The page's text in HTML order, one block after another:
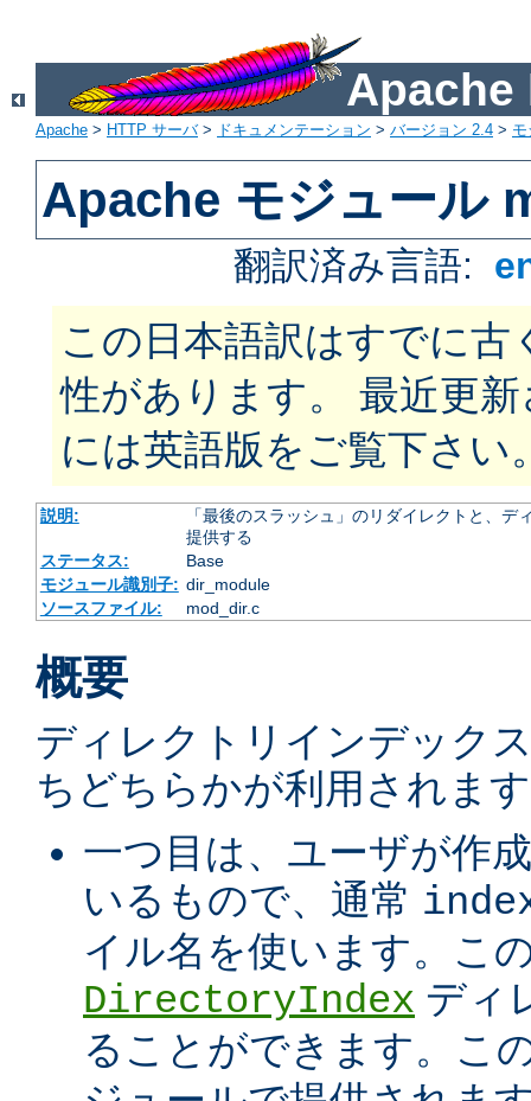
Apache
Apache > HTTP サーバ> ドキュメンテーション > バージョン 2.4 >
Apache モジュール
翻訳済み言語:
この日本語訳はすでに古
性があります。 最近更
には英語版をご覧下さい
説明:
「最後のスラッシュ」のリダイレクトと、
提供する
ステータス:
Base
モジュール識別子: dir_module
ソースファイル:
mod_dir.c
概要
ディレクトリインデック
ちどちらかが利用されま
一つ目は、ユーザが作
いるもので、通常
イル名を使います。こ
DirectoryIndex ディ
ることができます。こ